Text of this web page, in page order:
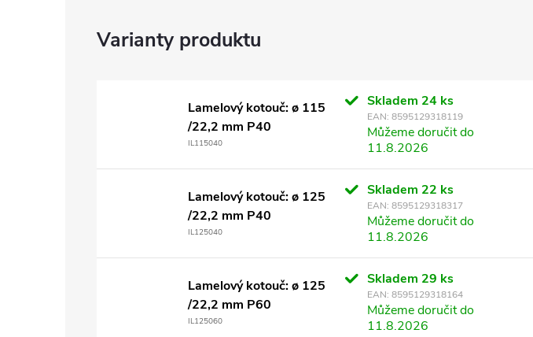
Lamelový kotouč: ø 115
/22,2 mm P40
IL115040
Skladem 24 ks
EAN: 8595129318119
Můžeme doručit do
11.8.2026
Lamelový kotouč: ø 125
/22,2 mm P40
IL125040
Skladem 22 ks
EAN: 8595129318317
Můžeme doručit do
11.8.2026
Lamelový kotouč: ø 125
/22,2 mm P60
IL125060
Skladem 29 ks
EAN: 8595129318164
Můžeme doručit do
11.8.2026